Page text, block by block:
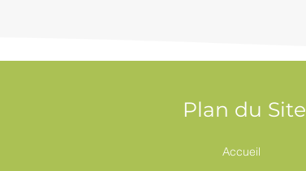
Plan du Site
Accueil